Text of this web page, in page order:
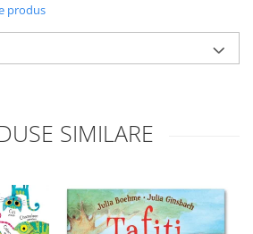
produs
SIMILARE